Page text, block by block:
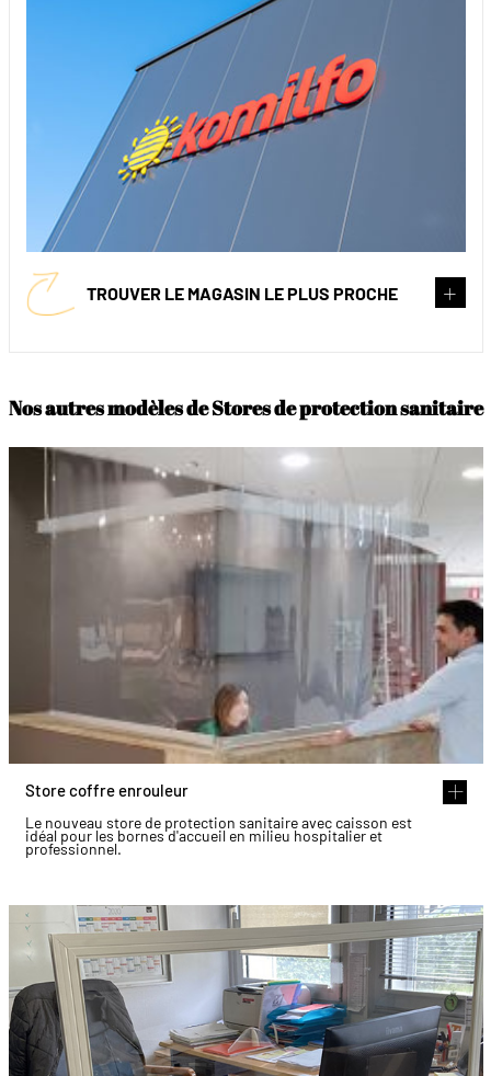
TROUVER LE MAGASIN LE PLUS PROCHE
Nos autres modèles de Stores de protection sanitaire
Store coffre enrouleur
Le nouveau store de protection sanitaire avec caisson est
idéal pour les bornes d'accueil en milieu hospitalier et
professionnel.